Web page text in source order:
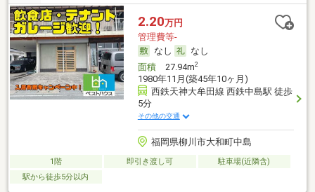
2.20万円
管理費等-
なし
なし
面積27.94m2
1980年11月(築45年10ヶ月)
西鉄天神大牟田線 西鉄中島駅 徒歩
5分
その他の交通
福岡県柳川市大和町中島
1階 即引き渡し可
駐車場(近隣含)
駅から徒歩5分以内